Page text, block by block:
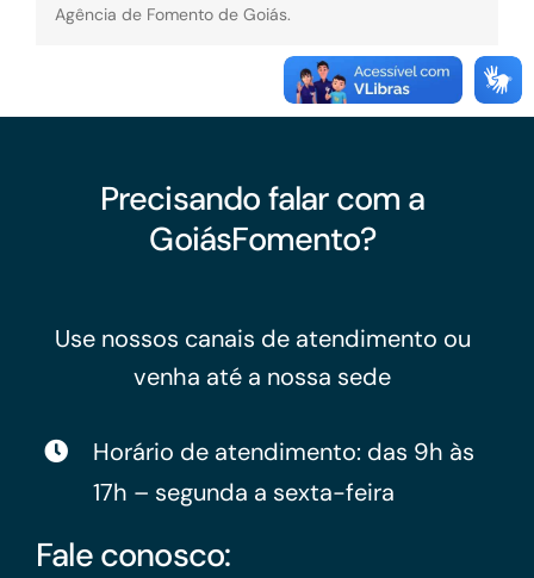
Agência de Fomento de Goiás.
Precisando falar com a
GoiásFomento?
Use nossos canais de atendimento ou
venha até a nossa sede
Horário de atendimento: das 9h às
17h – segunda a sexta-feira
Fale conosco: